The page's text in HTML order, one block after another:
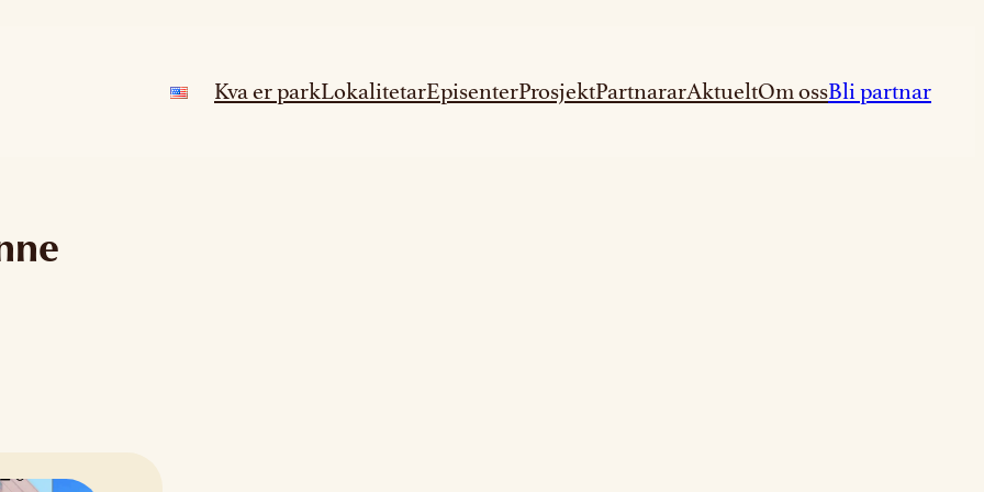
Kva er parkLokalitetarEpisenterProsjektPartnararAktueltOm ossBli partnar